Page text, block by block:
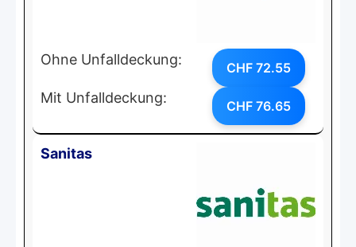
Ohne Unfalldeckung: CHF 72.55
Mit Unfalldeckung: CHF 76.65
Sanitas